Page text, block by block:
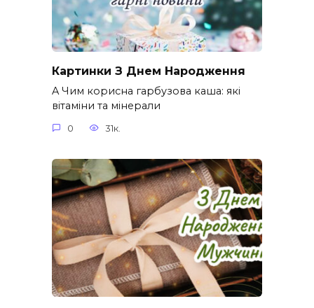
Картинки З Днем Народження
A Чим корисна гарбузова каша: які
вітаміни та мінерали
0 31к.